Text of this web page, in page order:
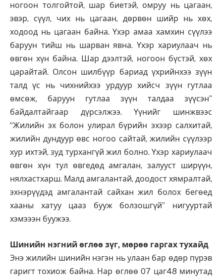
ногоон толгойтой, шар биетэй, омруу нь цагаан,
эвэр, сүүл, чих нь цагаан, дөрвөн шийр нь хөх,
ходоод нь цагаан байна. Үхэр амаа хамхин сүүлээ
баруун тийш нь шарван явна. Үхэр хариулаач нь
өвгөн хүн байна. Шар дээлтэй, ногоон бүстэй, хөх
царайтай. Олсон шилбүүр бариад үхрийнхээ зүүн
талд үс нь чихнийхээ урдуур хийсч зүүн гутлаа
өмсөж, баруун гутлаа зүүн талдаа зүүсэн”
байдалтайгаар дүрсэлжээ. Үүнийг шинжвээс
“Жилийн эх болон улирал бүрийн эхээр салхитай,
жилийн дундуур өвс ногоо сайтай, жилийн сүүлээр
хур ихтэй, зуд турхангүй жил болно. Үхэр хариулаач
өвгөн хүн тул өвгедөд амгалан, залууст ширүүн,
нялхастхарш. Малд амгалантай, доодост хямралтай,
эхнэрүүдэд амгалантай сайхан жил болох бегөед
хааны хатуу цааз бууж болзошгүй” нигууртай
хэмэээн буужээ.
Шинийн нэгний өглөө зүг, мөрөө гаргах тухайд
Энэ жилийн шинийн нэгэн нь улаан бар өдөр пүрэв
гаригт тохиож байна. Нар өглөө 07 цаг48 минутад